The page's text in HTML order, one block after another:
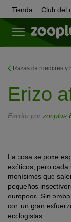
Tienda Club del
Razas de roedores y
Erizo
Escrito por zooplus
La cosa se pone
exóticos, pero cada
monísimos que
pequeños
europeos. Sin
con un gran
ecologistas.